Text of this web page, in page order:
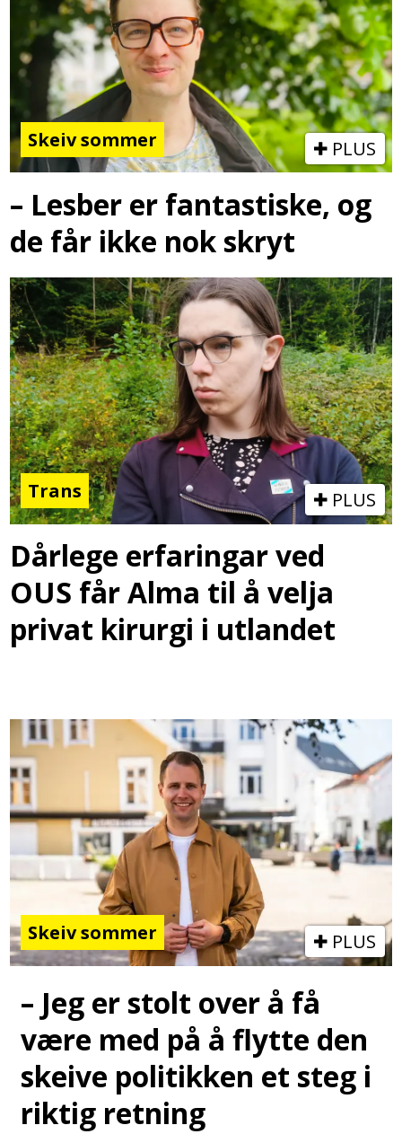
Skeiv sommer PLUS
– Lesber er fantastiske, og
de får ikke nok skryt
Trans PLUS
Dårlege erfaringar ved
OUS får Alma til å velja
privat kirurgi i utlandet
Skeiv sommer PLUS
– Jeg er stolt over å få
være med på å flytte den
skeive politikken et steg i
riktig retning